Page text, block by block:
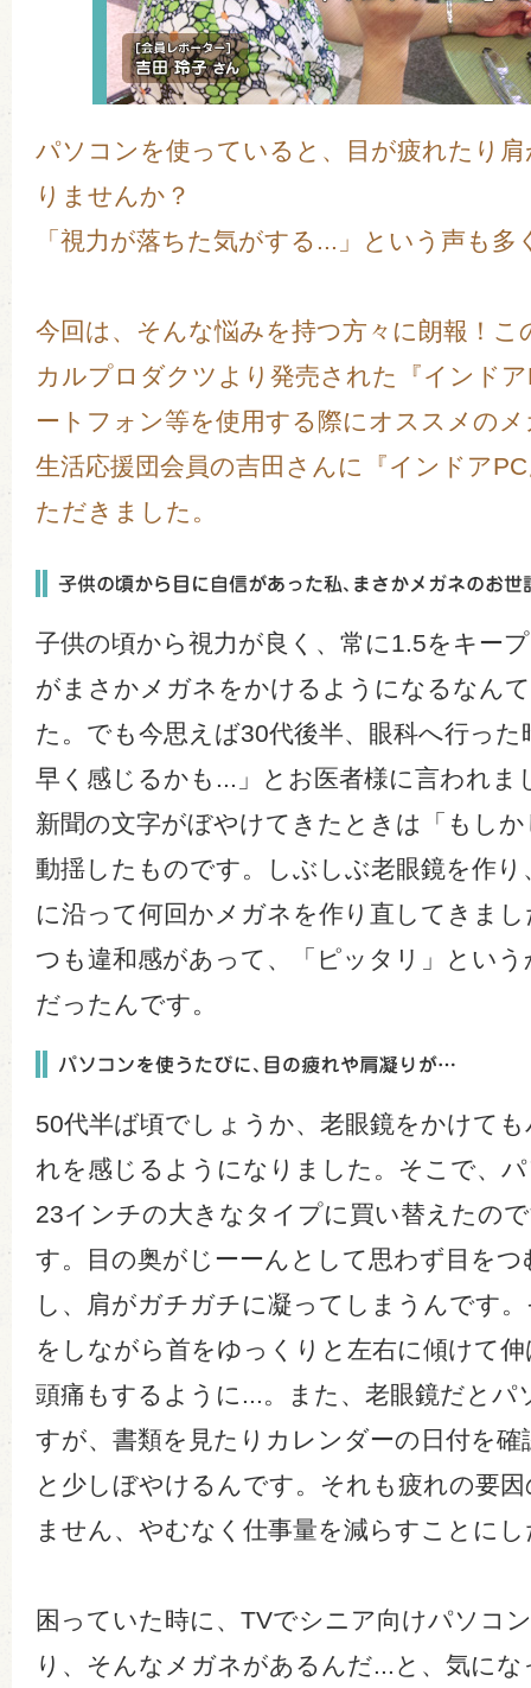
パソコンを使っていると、目が疲れたり
りませんか？
「視力が落ちた気がする...」という声も
今回は、そんな悩みを持つ方々に朗報！
カルプロダクツより発売された『インド
ートフォン等を使用する際にオススメの
生活応援団会員の吉田さんに『インドア
ただきました。
子供の頃から視力が良く、常に1.5をキー
がまさかメガネをかけるようになるなん
た。でも今思えば30代後半、眼科へ行っ
早く感じるかも...」とお医者様に言われま
新聞の文字がぼやけてきたときは「もし
動揺したものです。しぶしぶ老眼鏡を作
に沿って何回かメガネを作り直してきま
つも違和感があって、「ピッタリ」とい
だったんです。
50代半ば頃でしょうか、老眼鏡をかけて
れを感じるようになりました。そこで、
23インチの大きなタイプに買い替えたの
す。目の奥がじーーんとして思わず目を
し、肩がガチガチに凝ってしまうんです
をしながら首をゆっくりと左右に傾けて
頭痛もするように...。また、老眼鏡だと
すが、書類を見たりカレンダーの日付を
と少しぼやけるんです。それも疲れの要
ません、やむなく仕事量を減らすことに
困っていた時に、TVでシニア向けパソコ
り、そんなメガネがあるんだ...と、気に